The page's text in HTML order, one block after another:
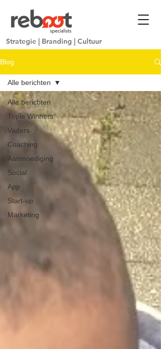
Strategie | Branding | Cultuur
Blog
Alle berichten
Triple Winners
Vaders
Coaching
Aanmoediging
Social
App
Start-up
Marketing
Alle berichten